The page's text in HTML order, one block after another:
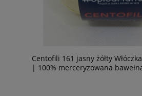
Centofili 161 jasny żółty
| 100% merceryzowana